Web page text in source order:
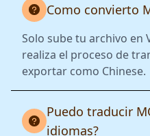
Como convierto
Solo sube tu archivo en
realiza el proceso de
exportar como Chinese.
Puedo traducir
idiomas?